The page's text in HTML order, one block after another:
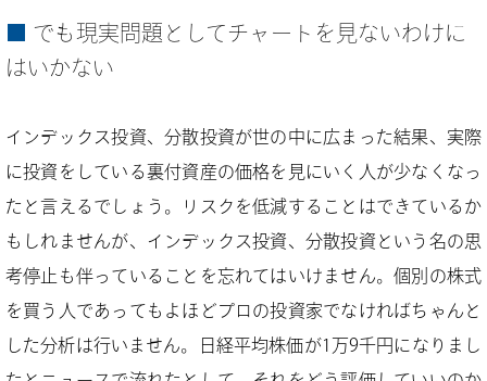
でも現実問題としてチャートを見ないわけに
はいかない
インデックス投資、分散投資が世の中に広まった結果、実際
に投資をしている裏付資産の価格を見にいく人が少なくなっ
たと言えるでしょう。リスクを低減することはできているか
もしれませんが、インデックス投資、分散投資という名の思
考停止も伴っていることを忘れてはいけません。個別の株式
を買う人であってもよほどプロの投資家でなければちゃんと
した分析は行いません。日経平均株価が1万9千円になりまし